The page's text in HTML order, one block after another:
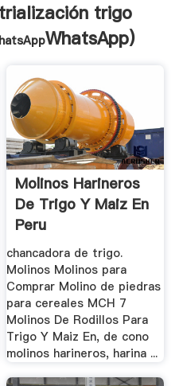
trigo
WhatsApp)
Molinos Harineros
De Trigo Y Maiz En
Peru
chancadora de trigo.
Molinos Molinos para
Comprar Molino de piedras
para cereales MCH 7
Molinos De Rodillos Para
Trigo Y Maiz En, de cono
molinos harineros, harina ...